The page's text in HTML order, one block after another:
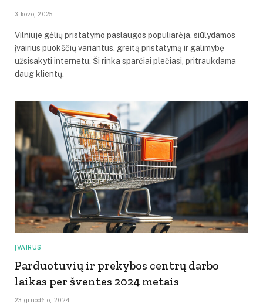
3 kovo, 2025
Vilniuje gėlių pristatymo paslaugos populiarėja, siūlydamos
įvairius puokščių variantus, greitą pristatymą ir galimybę
užsisakyti internetu. Ši rinka sparčiai plečiasi, pritraukdama
daug klientų.
ĮVAIRŪS
Parduotuvių ir prekybos centrų darbo
laikas per šventes 2024 metais
23 gruodžio, 2024